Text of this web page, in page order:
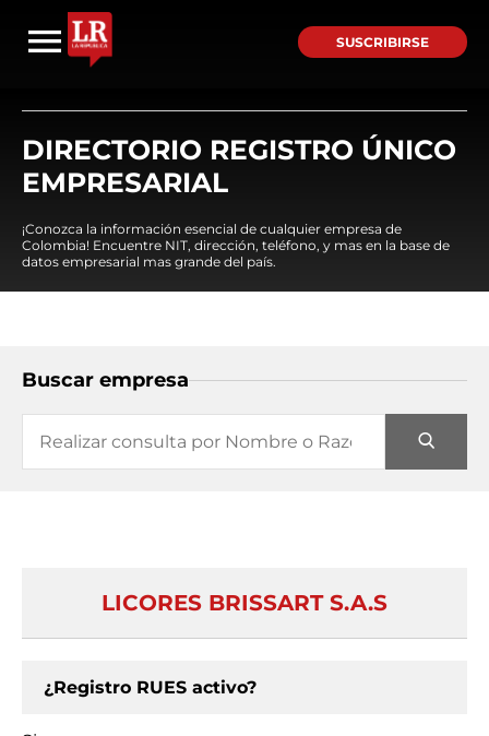
SUSCRIBIRSE
DIRECTORIO REGISTRO ÚNICO
EMPRESARIAL
¡Conozca la información esencial de cualquier empresa de
Colombia! Encuentre NIT, dirección, teléfono, y mas en la base de
datos empresarial mas grande del país.
Buscar empresa
LICORES BRISSART S.A.S
¿Registro RUES activo?